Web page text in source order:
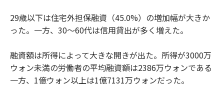
29歳以下は住宅外担保融資（45.0%）の増加幅が大きか
った。一方、30～60代は信用貸出が多く増えた。
融資額は所得によって大きな開きが出た。所得が3000万
ウォン未満の労働者の平均融資額は2386万ウォンである
一方、1億ウォン以上は1億7131万ウォンだった。